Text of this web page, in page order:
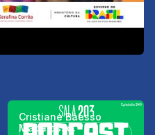
Cristiane Baesso
Madalosso.